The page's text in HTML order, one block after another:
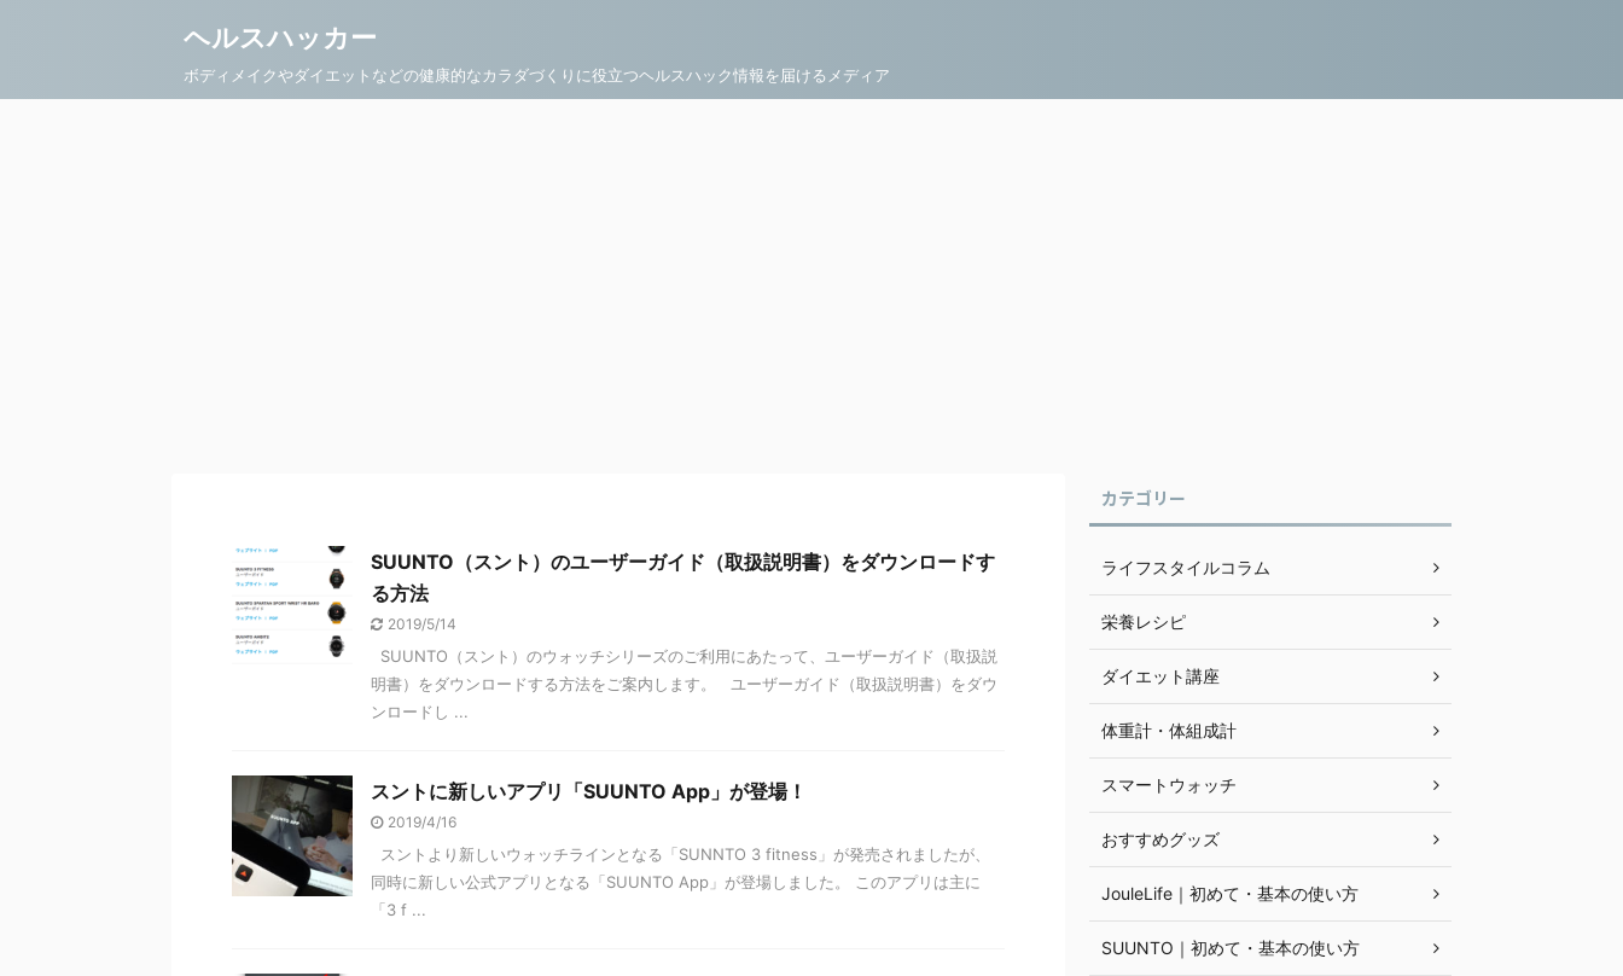
ヘルスハッカー
ボディメイクやダイエットなどの健康的なカラダづくりに役立つヘルスハック情報を届けるメディア
SUUNTO（スント）のユーザーガイド（取扱説明書）をダウンロードす
る方法
2019/5/14
SUUNTO（スント）のウォッチシリーズのご利用にあたって、ユーザーガイド（取扱説
明書）をダウンロードする方法をご案内します。 ユーザーガイド（取扱説明書）をダウ
ンロードし ...
スントに新しいアプリ「SUUNTO App」が登場！
2019/4/16
スントより新しいウォッチラインとなる「SUNNTO 3 fitness」が発売されましたが、
同時に新しい公式アプリとなる「SUUNTO App」が登場しました。 このアプリは主に
「3 f ...
カテゴリー
ライフスタイルコラム
栄養レシピ
ダイエット講座
体重計・体組成計
スマートウォッチ
おすすめグッズ
JouleLife｜初めて・基本の使い方
SUUNTO｜初めて・基本の使い方